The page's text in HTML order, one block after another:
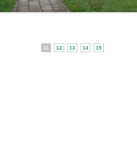
11 12 13 14 15